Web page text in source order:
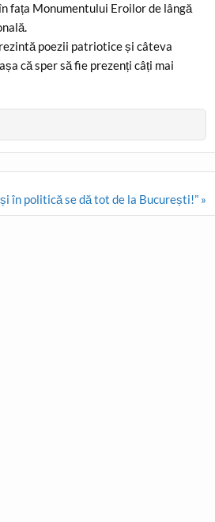
fața Monumentului Eroilor de lângă
poezii patriotice și câteva
că sper să fie prezenți câți mai
în politică se dă tot de la București!” »